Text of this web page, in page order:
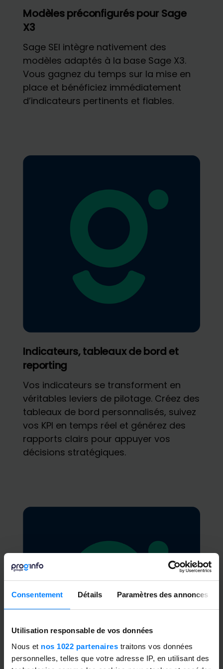
Consentement Détails Paramètres des annonces
Utilisation responsable de vos données
Nous et nos 1022 partenaires traitons vos données
personnelles, telles que votre adresse IP, en utilisant des
Modèles préconfigurés pour Sage
X3
Sage SEI intègre nativement des
modèles adaptés à la base Sage X3.
Vous gagnez du temps sur la mise en
place et bénéficiez immédiatement
d’indicateurs pertinents et fiables.
Indicateurs, tableaux de bord et
reporting
Vos indicateurs se transforment en
véritables leviers de pilotage. Créez des
tableaux de bord personnalisés, suivez
vos KPI en temps réel et générez des
rapports clairs pour appuyer vos
décisions stratégiques.